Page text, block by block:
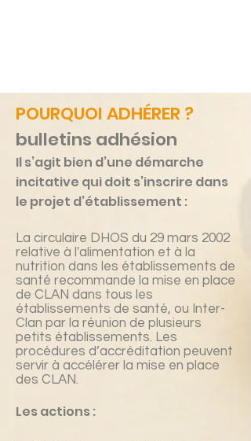
POURQUOI ADHÉRER ?
bulletins adhésion
Il s’agit bien d’une démarche
incitative qui doit s’inscrire dans
le projet d’établissement :
La circulaire DHOS du 29 mars 2002
relative à l'alimentation et à la
nutrition dans les établissements de
santé recommande la mise en place
de CLAN dans tous les
établissements de santé, ou Inter-
Clan par la réunion de plusieurs
petits établissements. Les
procédures d’accréditation peuvent
servir à accélérer la mise en place
des CLAN.
Les actions :